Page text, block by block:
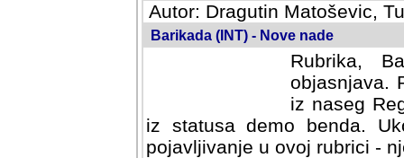
Autor: Dragutin Matoševic,
Barikada (INT) - Nove nade
Rubrika,
objasnjava.
iz naseg
iz statusa demo benda.
pojavljivanje u ovoj rubrici -